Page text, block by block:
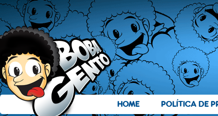
HOME POLÍTICA DE